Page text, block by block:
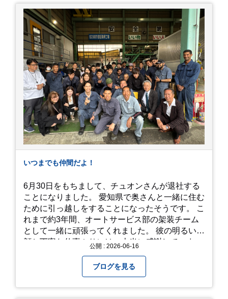
平方メートルの広大な敷地に、なんと250種類以
上・約20,000株ものアジサイが植えられていま
す。 山肌を埋め尽くすように咲き誇るブルー、ピ
ンク、紫のアジサイは圧巻の一言。 歩道が整備さ
れているので、アジサイの中に囲まれるような感
覚で散策を楽しめます。 写真好きにはたまらない
「フォトジェニック」な景色 あじさい屋敷は、ど
こを切り取っても絵になる場所ばかり。 高い場所
からの眺望: 敷地が高い位置にあるため、あじさ
い越しに広がる茂原の景色を一望できます。 小道
での撮影: アジサイの小道を歩いている後ろ姿
は、とても幻想的で素敵な写真になりますよ。 梅
雨の季節特有の「しっとりと濡れたアジサイ」も
素敵ですし、晴れた日の「キラキラした光を浴び
たアジサイ」も最高です。ぜひカメラを持って出
やすい靴で: 山の斜面を利用した農園ですので、
歩き慣れた靴で行くのが安心です。 雨対策: 雨上
がりは足元が少し滑りやすくなることがありま
す。タオルや雨具を用意しておくと安心ですね。
開花時期のチェック: その年の気候によって見頃
が少し前後します。出かける前に必ず公式情報や
SNSで見頃を確認しましょう！ おわりに 梅雨の
時期を「我慢する期間」から「お出かけを楽しむ
期間」に変えてくれる、そんな素敵な場所です。
いつまでも仲間だよ！
6月30日をもちまして、チュオンさんが退社する
ことになりました。 愛知県で奥さんと一緒に住む
ために引っ越しをすることになったそうです。 こ
れまで約3年間、オートサービス部の架装チーム
として一緒に頑張ってくれました。 彼の明るい笑
顔と丁寧な仕事ぶりには、本当に感謝していま
撮影した記念写真を添付します。 チュオンさんの
今後のご活躍と新しいスタートを、みんなで応援
しましょう！ チュオンさん、今まで本当にありが
公開 : 2026-06-16
ブログを見る